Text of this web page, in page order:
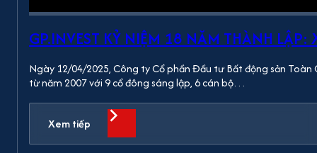
GP.INVEST KỶ NIỆM 18 NĂM THÀNH
Ngày 12/04/2025, Công ty Cổ phần Đầu tư Bất động sản
từ năm 2007 với 9 cổ đông sáng lập, 6 cán bộ…
Xem tiếp